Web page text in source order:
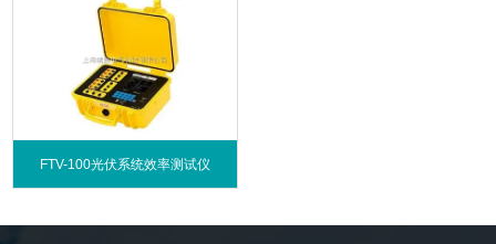
FTV-100光伏系统效率测试仪